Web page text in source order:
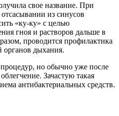
свое название. При
из синусов
«ку-ку» с целью
гноя и растворов дальше в
проводится профилактика
органов дыхания.
но обычно уже после
Зачастую такая
антибактериальных средств.